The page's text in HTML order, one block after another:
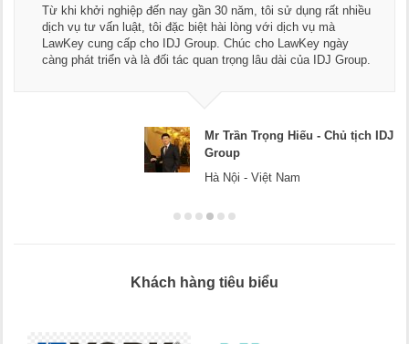
Thay mặt Công ty Dương Cafe, tôi xin chân thành cảm ơn đội
ngũ luật sư, kế toán của LawKey. Thực sự yên tâm khi sử
dụng dịch vụ tư vấn pháp luật và kế toán thuế bên các bạn.
Chúc các bạn phát triển hơn, phục vụ tốt hơn cho cộng đồng
Mr Dương - CEO Dương Cafe
Hà Nội
Khách hàng tiêu biểu